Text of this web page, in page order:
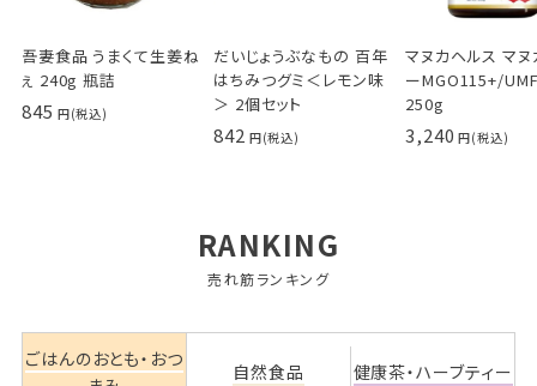
吾妻食品 うまくて生姜ね
ぇ 240g 瓶詰
845
だいじょうぶなもの 百年
はちみつグミ＜レモン味
＞ 2個セット
842
マヌカヘルス マヌ
ーMGO115+/
250g
3,240
RANKING
売れ筋ランキング
ごはんのおとも・おつ
自然食品 健康茶・ハーブティー